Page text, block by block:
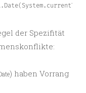
der Spezifität
) haben Vorrang